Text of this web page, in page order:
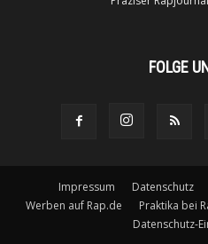
FOLGE
Impressum Datenschutz
Werben auf Rap.de
Praktika bei
Datenschutz-